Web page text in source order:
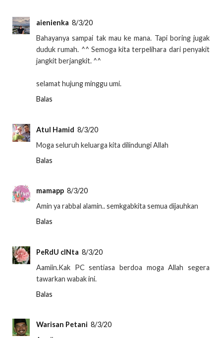
aienienka 8/3/20
Bahayanya sampai tak mau ke mana. Tapi boring jugak
duduk rumah. ^^ Semoga kita terpelihara dari penyakit
jangkit berjangkit. ^^
selamat hujung minggu umi.
Balas
Atul Hamid 8/3/20
Moga seluruh keluarga kita dilindungi Allah
Balas
mamapp 8/3/20
Amin ya rabbal alamin.. semkgabkita semua dijauhkan
Balas
PeRdU cINta 8/3/20
Aamiin.Kak PC sentiasa berdoa moga Allah segera
tawarkan wabak ini.
Balas
Warisan Petani 8/3/20